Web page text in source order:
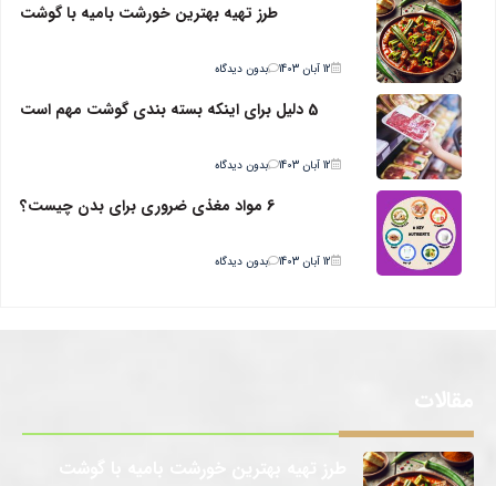
طرز تهیه بهترین خورشت بامیه با گوشت
12 آبان 1403 بدون دیدگاه
5 دلیل برای اینکه بسته بندی گوشت مهم است
12 آبان 1403 بدون دیدگاه
6 مواد مغذی ضروری برای بدن چیست؟
12 آبان 1403 بدون دیدگاه